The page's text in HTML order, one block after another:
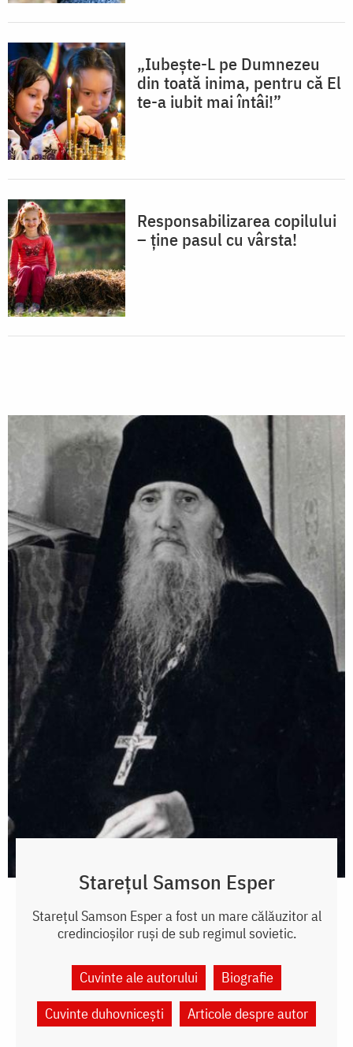
„Iubește-L pe Dumnezeu
din toată inima, pentru că El
te-a iubit mai întâi!”
Responsabilizarea copilului
– ține pasul cu vârsta!
Starețul Samson Esper
Starețul Samson Esper a fost un mare călăuzitor al
credincioșilor ruși de sub regimul sovietic.
Cuvinte ale autorului
Biografie
Cuvinte duhovnicești
Articole despre autor